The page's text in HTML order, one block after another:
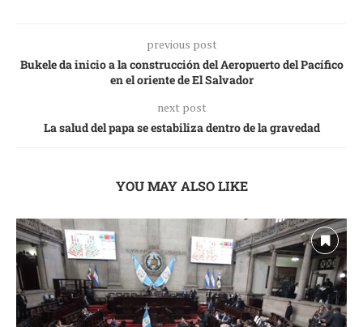
previous post
Bukele da inicio a la construcción del Aeropuerto del Pacífico
en el oriente de El Salvador
next post
La salud del papa se estabiliza dentro de la gravedad
YOU MAY ALSO LIKE